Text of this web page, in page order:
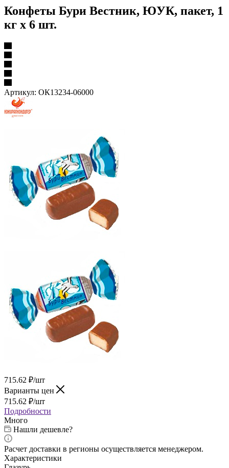
Конфеты Бури Вестник, ЮУК, пакет, 1
кг х 6 шт.
Артикул: ОК13234-06000
715.62 ₽/шт
Варианты цен
715.62 ₽/шт
Подробности
Много
Нашли дешевле?
Расчет доставки в регионы осуществляется менеджером.
Характеристики